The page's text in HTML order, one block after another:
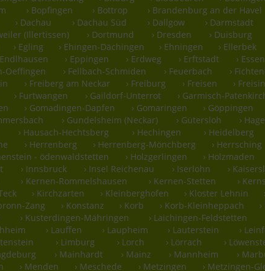
› Bopfingen › Bottrop › Brandenburg an der Havel
› Dachau › Dachau Süd › Dallgow › Darmstadt
(Illertissen) › Dortmund › Dresden › Duisburg
› Egling › Ehingen-Dächingen › Ehningen › Ellerbek
Endlhausen › Eppingen › Erdweg › Erftstadt › Essen
Oeffingen › Fellbach-Schmiden › Feuerbach ›
› Freiberg am Neckar › Freiburg › Freisen ›
› Furtwangen › Gaildorf-Unterrot › Garmisch-
› Gomadingen-Dapfen › Gomaringen › Göppingen
› Gundelsheim (Neckar) › Gütersloh ›
› Hausach-Hechtsberg › Hechingen › Heidelberg
› Herrenberg › Herrenberg-Mönchberg › Herrsching
- ödenwaldstetten › Holzgerlingen › Holzmaden
› Innsbruck › Insel Reichenau › Iserlohn ›
› Kernen-Rommelshausen › Kernen-Stetten › Kerns
› Kirchzarten › Kleinberghofen › Kloster Lehnin
Zang › Konstanz › Korb › Korb-Kleinheppach
› Kusterdingen-Mähringen › Laichingen-Feldstetten
› Lauffen › Laupheim › Lauterstein ›
› Limburg › Lorch › Lörrach ›
› Mainhardt › Mainz › Mannheim ›
› Menden › Meschede › Metzingen › Metzingen-